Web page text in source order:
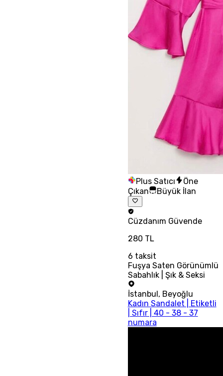
Plus Satıcı
Öne
Çıkan
Büyük İlan
Cüzdanım Güvende
280 TL
6 taksit
Fuşya Saten Görünümlü
Sabahlık | Şık & Seksi
İstanbul , Beyoğlu
Kadın Sandalet | Etiketli
| Sıfır | 40 - 38 - 37
numara